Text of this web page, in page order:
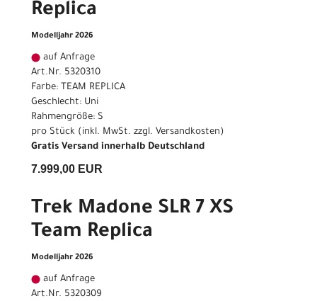
Replica
Modelljahr 2026
auf Anfrage
Art.Nr. 5320310
Farbe: TEAM REPLICA
Geschlecht: Uni
Rahmengröße: S
pro Stück (inkl. MwSt. zzgl. Versandkosten)
Gratis Versand innerhalb Deutschland
7.999,00 EUR
Trek Madone SLR 7 XS
Team Replica
Modelljahr 2026
auf Anfrage
Art.Nr. 5320309